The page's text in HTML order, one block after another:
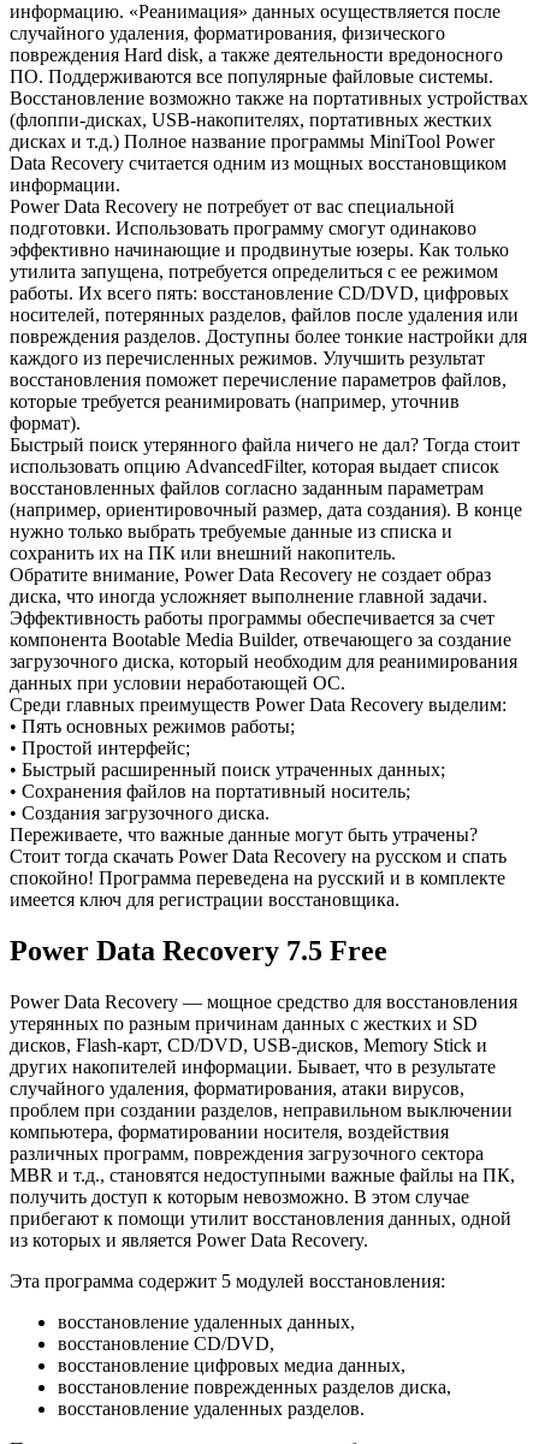
информацию. «Реанимация» данных осуществляется после
случайного удаления, форматирования, физического
повреждения Hard disk, а также деятельности вредоносного
ПО. Поддерживаются все популярные файловые системы.
Восстановление возможно также на портативных устройствах
(флоппи-дисках, USB-накопителях, портативных жестких
дисках и т.д.) Полное название программы MiniTool Power
Data Recovery считается одним из мощных восстановщиком
информации.
Power Data Recovery не потребует от вас специальной
подготовки. Использовать программу смогут одинаково
эффективно начинающие и продвинутые юзеры. Как только
утилита запущена, потребуется определиться с ее режимом
работы. Их всего пять: восстановление CD/DVD, цифровых
носителей, потерянных разделов, файлов после удаления или
повреждения разделов. Доступны более тонкие настройки для
каждого из перечисленных режимов. Улучшить результат
восстановления поможет перечисление параметров файлов,
которые требуется реанимировать (например, уточнив
формат).
Быстрый поиск утерянного файла ничего не дал? Тогда стоит
использовать опцию AdvancedFilter, которая выдает список
восстановленных файлов согласно заданным параметрам
(например, ориентировочный размер, дата создания). В конце
нужно только выбрать требуемые данные из списка и
сохранить их на ПК или внешний накопитель.
Обратите внимание, Power Data Recovery не создает образ
диска, что иногда усложняет выполнение главной задачи.
Эффективность работы программы обеспечивается за счет
компонента Bootable Media Builder, отвечающего за создание
загрузочного диска, который необходим для реанимирования
данных при условии неработающей ОС.
Среди главных преимуществ Power Data Recovery выделим:
• Пять основных режимов работы;
• Простой интерфейс;
• Быстрый расширенный поиск утраченных данных;
• Сохранения файлов на портативный носитель;
• Создания загрузочного диска.
Переживаете, что важные данные могут быть утрачены?
Стоит тогда скачать Power Data Recovery на русском и спать
спокойно! Программа переведена на русский и в комплекте
имеется ключ для регистрации восстановщика.
Power Data Recovery 7.5 Free
Power Data Recovery — мощное средство для восстановления
утерянных по разным причинам данных с жестких и SD
дисков, Flash-карт, CD/DVD, USB-дисков, Memory Stick и
других накопителей информации. Бывает, что в результате
случайного удаления, форматирования, атаки вирусов,
проблем при создании разделов, неправильном выключении
компьютера, форматировании носителя, воздействия
различных программ, повреждения загрузочного сектора
MBR и т.д., становятся недоступными важные файлы на ПК,
получить доступ к которым невозможно. В этом случае
прибегают к помощи утилит восстановления данных, одной
из которых и является Power Data Recovery.
Эта программа содержит 5 модулей восстановления:
восстановление удаленных данных,
восстановление CD/DVD,
восстановление цифровых медиа данных,
восстановление поврежденных разделов диска,
восстановление удаленных разделов.